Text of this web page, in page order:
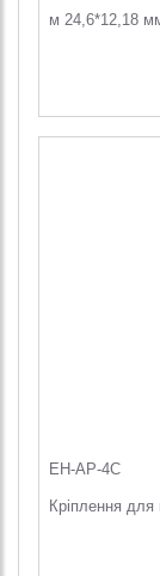
м 24,6*12,18
EH-AP-4C
Кріплення